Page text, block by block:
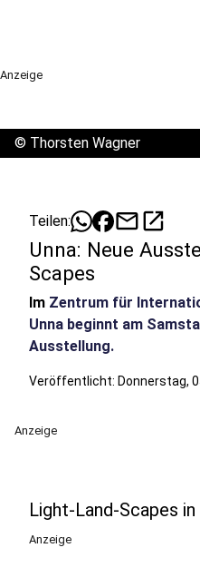
Anzeige
© Thorsten Wagner
Teilen: mailopen_in_new
Unna: Neue
Scapes
Im Zentrum für
Unna beginnt am
Ausstellung.
Veröffentlicht: Donnerstag,
Anzeige
Light-Land-Scapes in
Anzeige